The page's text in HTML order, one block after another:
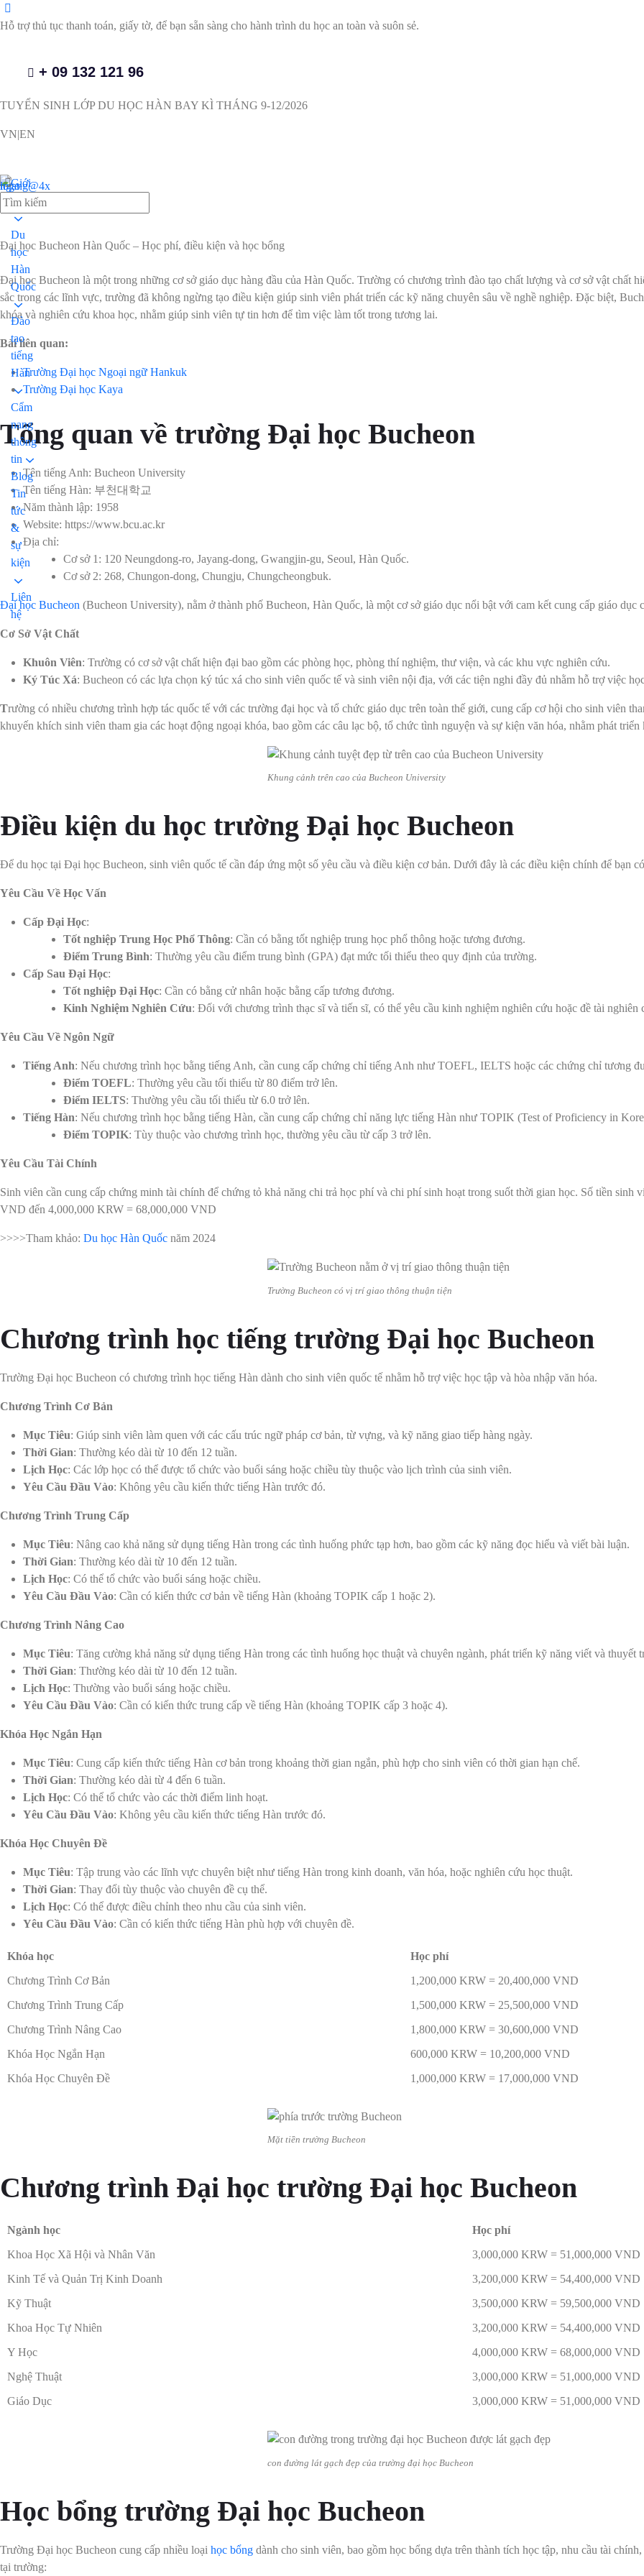
Hỗ trợ thủ tục thanh toán, giấy tờ, để bạn sẵn sàng cho hành trình du học an toàn và suôn sẻ.
+ 09 132 121 96
TUYỂN SINH LỚP DU HỌC HÀN BAY KÌ THÁNG 9-12/2026
VN|EN
Giới
thiệu
Du
học
Hàn
Quốc
Đào
tạo
tiếng
Hàn
Cẩm
nang
thông
tin
Blog
Tin
tức
&
sự
kiện
Liên
hệ
Đại học Bucheon Hàn Quốc – Học phí, điều kiện và học bổng
Đại học Bucheon là một trong những cơ sở giáo dục hàng đầu của Hàn Quốc. Trường có chương trình đào tạo chất lượng và cơ sở vật chất
sắc trong các lĩnh vực, trường đã không ngừng tạo điều kiện giúp sinh viên phát triển các kỹ năng chuyên sâu về nghề nghiệp. Đặc biệt,
khóa và nghiên cứu khoa học, nhằm giúp sinh viên tự tin hơn để tìm việc làm tốt trong tương lai.
Bài liên quan:
Trường Đại học Ngoại ngữ Hankuk
Trường Đại học Kaya
Tổng quan về trường Đại học Bucheon
Tên tiếng Anh: Bucheon University
Tên tiếng Hàn: 부천대학교
Năm thành lập: 1958
Website: https://www.bcu.ac.kr
Địa chỉ:
Cơ sở 1: 120 Neungdong-ro, Jayang-dong, Gwangjin-gu, Seoul, Hàn Quốc.
Cơ sở 2: 268, Chungon-dong, Chungju, Chungcheongbuk.
Đại học Bucheon (Bucheon University), nằm ở thành phố Bucheon, Hàn Quốc, là một cơ sở giáo dục nổi bật với cam kết cung cấp giáo dục
Cơ Sở Vật Chất
Khuôn Viên: Trường có cơ sở vật chất hiện đại bao gồm các phòng học, phòng thí nghiệm, thư viện, và các khu vực nghiên cứu.
Ký Túc Xá: Bucheon có các lựa chọn ký túc xá cho sinh viên quốc tế và sinh viên nội địa, với các tiện nghi đầy đủ nhằm hỗ trợ việc
Trường có nhiều chương trình hợp tác quốc tế với các trường đại học và tổ chức giáo dục trên toàn thế giới, cung cấp cơ hội cho sinh viên
khuyến khích sinh viên tham gia các hoạt động ngoại khóa, bao gồm các câu lạc bộ, tổ chức tình nguyện và sự kiện văn hóa, nhằm phát
Khung cảnh trên cao của Bucheon University
Điều kiện du học trường Đại học Bucheon
Để du học tại Đại học Bucheon, sinh viên quốc tế cần đáp ứng một số yêu cầu và điều kiện cơ bản. Dưới đây là các điều kiện chính để bạn
Yêu Cầu Về Học Vấn
Cấp Đại Học:
Tốt nghiệp Trung Học Phổ Thông: Cần có bằng tốt nghiệp trung học phổ thông hoặc tương đương.
Điểm Trung Bình: Thường yêu cầu điểm trung bình (GPA) đạt mức tối thiểu theo quy định của trường.
Cấp Sau Đại Học:
Tốt nghiệp Đại Học: Cần có bằng cử nhân hoặc bằng cấp tương đương.
Kinh Nghiệm Nghiên Cứu: Đối với chương trình thạc sĩ và tiến sĩ, có thể yêu cầu kinh nghiệm nghiên cứu hoặc đề tài nghiên
Yêu Cầu Về Ngôn Ngữ
Tiếng Anh: Nếu chương trình học bằng tiếng Anh, cần cung cấp chứng chỉ tiếng Anh như TOEFL, IELTS hoặc các chứng chỉ tương
Điểm TOEFL: Thường yêu cầu tối thiểu từ 80 điểm trở lên.
Điểm IELTS: Thường yêu cầu tối thiểu từ 6.0 trở lên.
Tiếng Hàn: Nếu chương trình học bằng tiếng Hàn, cần cung cấp chứng chỉ năng lực tiếng Hàn như TOPIK (Test of Proficiency in
Điểm TOPIK: Tùy thuộc vào chương trình học, thường yêu cầu từ cấp 3 trở lên.
Yêu Cầu Tài Chính
Sinh viên cần cung cấp chứng minh tài chính để chứng tỏ khả năng chi trả học phí và chi phí sinh hoạt trong suốt thời gian học. Số tiền
VND đến 4,000,000 KRW = 68,000,000 VND
>>>>Tham khảo: Du học Hàn Quốc năm 2024
Trường Bucheon có vị trí giao thông thuận tiện
Chương trình học tiếng trường Đại học Bucheon
Trường Đại học Bucheon có chương trình học tiếng Hàn dành cho sinh viên quốc tế nhằm hỗ trợ việc học tập và hòa nhập văn hóa.
Chương Trình Cơ Bản
Mục Tiêu: Giúp sinh viên làm quen với các cấu trúc ngữ pháp cơ bản, từ vựng, và kỹ năng giao tiếp hàng ngày.
Thời Gian: Thường kéo dài từ 10 đến 12 tuần.
Lịch Học: Các lớp học có thể được tổ chức vào buổi sáng hoặc chiều tùy thuộc vào lịch trình của sinh viên.
Yêu Cầu Đầu Vào: Không yêu cầu kiến thức tiếng Hàn trước đó.
Chương Trình Trung Cấp
Mục Tiêu: Nâng cao khả năng sử dụng tiếng Hàn trong các tình huống phức tạp hơn, bao gồm các kỹ năng đọc hiểu và viết bài luận.
Thời Gian: Thường kéo dài từ 10 đến 12 tuần.
Lịch Học: Có thể tổ chức vào buổi sáng hoặc chiều.
Yêu Cầu Đầu Vào: Cần có kiến thức cơ bản về tiếng Hàn (khoảng TOPIK cấp 1 hoặc 2).
Chương Trình Nâng Cao
Mục Tiêu: Tăng cường khả năng sử dụng tiếng Hàn trong các tình huống học thuật và chuyên ngành, phát triển kỹ năng viết và thuyết
Thời Gian: Thường kéo dài từ 10 đến 12 tuần.
Lịch Học: Thường vào buổi sáng hoặc chiều.
Yêu Cầu Đầu Vào: Cần có kiến thức trung cấp về tiếng Hàn (khoảng TOPIK cấp 3 hoặc 4).
Khóa Học Ngắn Hạn
Mục Tiêu: Cung cấp kiến thức tiếng Hàn cơ bản trong khoảng thời gian ngắn, phù hợp cho sinh viên có thời gian hạn chế.
Thời Gian: Thường kéo dài từ 4 đến 6 tuần.
Lịch Học: Có thể tổ chức vào các thời điểm linh hoạt.
Yêu Cầu Đầu Vào: Không yêu cầu kiến thức tiếng Hàn trước đó.
Khóa Học Chuyên Đề
Mục Tiêu: Tập trung vào các lĩnh vực chuyên biệt như tiếng Hàn trong kinh doanh, văn hóa, hoặc nghiên cứu học thuật.
Thời Gian: Thay đổi tùy thuộc vào chuyên đề cụ thể.
Lịch Học: Có thể được điều chỉnh theo nhu cầu của sinh viên.
Yêu Cầu Đầu Vào: Cần có kiến thức tiếng Hàn phù hợp với chuyên đề.
Khóa học
Học phí
Chương Trình Cơ Bản
1,200,000 KRW = 20,400,000 VND
Chương Trình Trung Cấp
1,500,000 KRW = 25,500,000 VND
Chương Trình Nâng Cao
1,800,000 KRW = 30,600,000 VND
Khóa Học Ngắn Hạn
600,000 KRW = 10,200,000 VND
Khóa Học Chuyên Đề
1,000,000 KRW = 17,000,000 VND
Mặt tiền trường Bucheon
Chương trình Đại học trường Đại học Bucheon
Ngành học
Học phí
Khoa Học Xã Hội và Nhân Văn
3,000,000 KRW = 51,000,000 VND
Kinh Tế và Quản Trị Kinh Doanh
3,200,000 KRW = 54,400,000 VND
Kỹ Thuật
3,500,000 KRW = 59,500,000 VND
Khoa Học Tự Nhiên
3,200,000 KRW = 54,400,000 VND
Y Học
4,000,000 KRW = 68,000,000 VND
Nghệ Thuật
3,000,000 KRW = 51,000,000 VND
Giáo Dục
3,000,000 KRW = 51,000,000 VND
con đường lát gạch đẹp của trường đại học Bucheon
Học bổng trường Đại học Bucheon
Trường Đại học Bucheon cung cấp nhiều loại học bổng dành cho sinh viên, bao gồm học bổng dựa trên thành tích học tập, nhu cầu tài
tại trường: